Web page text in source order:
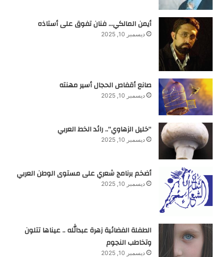
أيمن المالكي… فنان تفوق على أستاذه
ديسمبر 10, 2025
صانع أقفاص الحجال أسير مهنته
ديسمبر 10, 2025
“خليل الزهاوي”.. رائد الخط العربي
ديسمبر 10, 2025
أضخم برنامج شعري على مستوى الوطن العربي
ديسمبر 10, 2025
الطفلة الفضائية زهرة عبدالله .. عيناها تتلون
وتخاطب النجوم
ديسمبر 10, 2025